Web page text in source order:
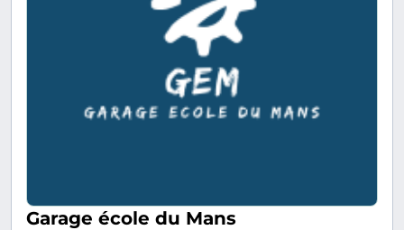
Garage école du Mans